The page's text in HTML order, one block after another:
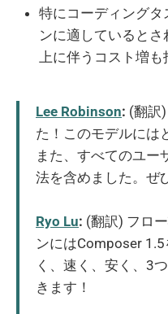
特にコーディングタ
ンに適していると
上に伴うコスト増
Lee Robinson: (翻訳
た！このモデルには
また、すべてのユー
法を含めました。ぜ
Ryo Lu: (翻訳) フロ
ンにはComposer
く、速く、安く、3
きます！